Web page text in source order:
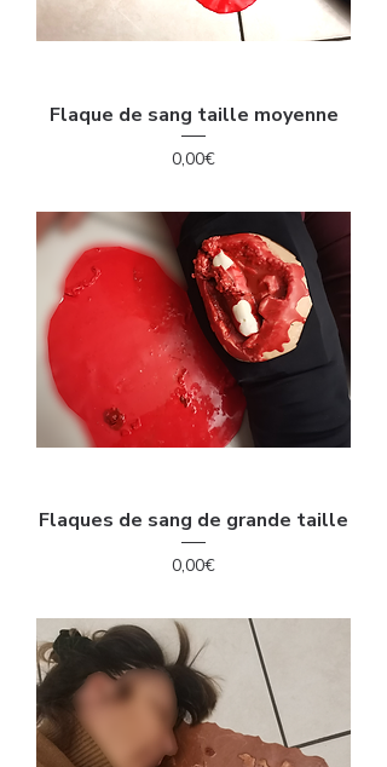
Flaque de sang taille moyenne
Price
0,00€
Flaques de sang de grande taille
Price
0,00€